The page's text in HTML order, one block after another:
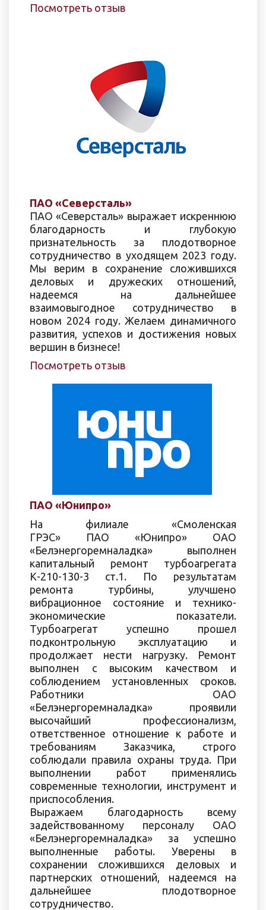
Посмотреть отзыв
ПАО «Северсталь»
ПАО «Северсталь» выражает искреннюю
благодарность и глубокую
признательность за плодотворное
сотрудничество в уходящем 2023 году.
Мы верим в сохранение сложившихся
деловых и дружеских отношений,
надеемся на дальнейшее
взаимовыгодное сотрудничество в
новом 2024 году. Желаем динамичного
развития, успехов и достижения новых
вершин в бизнесе!
Посмотреть отзыв
ПАО «Юнипро»
На филиале «Смоленская
ГРЭС» ПАО «Юнипро» ОАО
«Белэнергоремналадка» выполнен
капитальный ремонт турбоагрегата
К-210-130-3 ст.1. По результатам
ремонта турбины, улучшено
вибрационное состояние и технико-
экономические показатели.
Турбоагрегат успешно прошел
подконтрольную эксплуатацию и
продолжает нести нагрузку. Ремонт
выполнен с высоким качеством и
соблюдением установленных сроков.
Работники ОАО
«Белэнергоремналадка» проявили
высочайший профессионализм,
ответственное отношение к работе и
требованиям Заказчика, строго
соблюдали правила охраны труда. При
выполнении работ применялись
современные технологии, инструмент и
приспособления.
Выражаем благодарность всему
задействованному персоналу ОАО
«Белэнергоремналадка» за успешно
выполненные работы. Уверены в
сохранении сложившихся деловых и
партнерских отношений, надеемся на
дальнейшее плодотворное
сотрудничество.